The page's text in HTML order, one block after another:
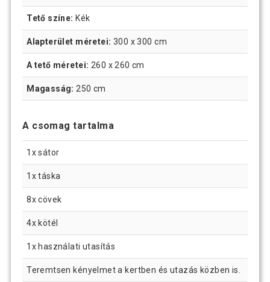
Tető színe: Kék
Alapterület méretei: 300 x 300 cm
A tető méretei: 260 x 260 cm
Magasság: 250 cm
A csomag tartalma
1x sátor
1x táska
8x cövek
4x kötél
1x használati utasítás
Teremtsen kényelmet a kertben és utazás közben is.